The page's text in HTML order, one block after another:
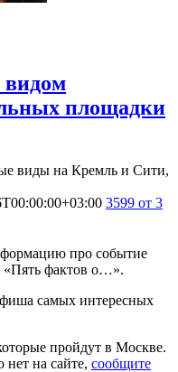
площадки
виды на Кремль и Сити,
3599 от 3
про событие
«Пять фактов о…».
самых интересных
пройдут в Москве.
нет на сайте, сообщите